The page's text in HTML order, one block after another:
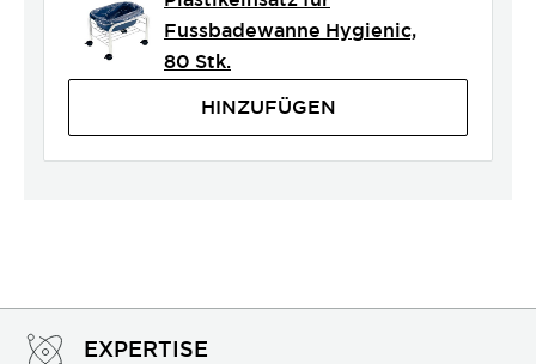
Fussbadewanne Hygienic,
80 Stk.
HINZUFÜGEN
EXPERTISE